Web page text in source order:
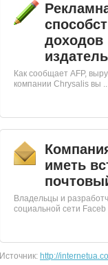
доходов
Как сообщает AFP,
компании Chrysalis вы
иметь
Владельцы и
социальной сети Faceb
Источник: http://